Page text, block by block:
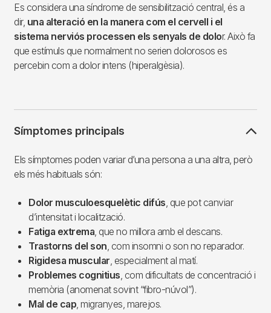
Es considera una síndrome de sensibilització central, és a
dir, una alteració en la manera com el cervell i el
sistema nerviós processen els senyals de dolor. Això fa
que estímuls que normalment no serien dolorosos es
percebin com a dolor intens (hiperalgèsia).
Símptomes principals
Els símptomes poden variar d’una persona a una altra, però
els més habituals són:
Dolor musculoesquelètic difús , que pot canviar
d’intensitat i localització.
Fatiga extrema , que no millora amb el descans.
Trastorns del son , com insomni o son no reparador.
Rigidesa muscular , especialment al matí.
Problemes cognitius , com dificultats de concentració i
memòria (anomenat sovint “fibro-núvol”).
Mal de cap , migranyes, marejos.